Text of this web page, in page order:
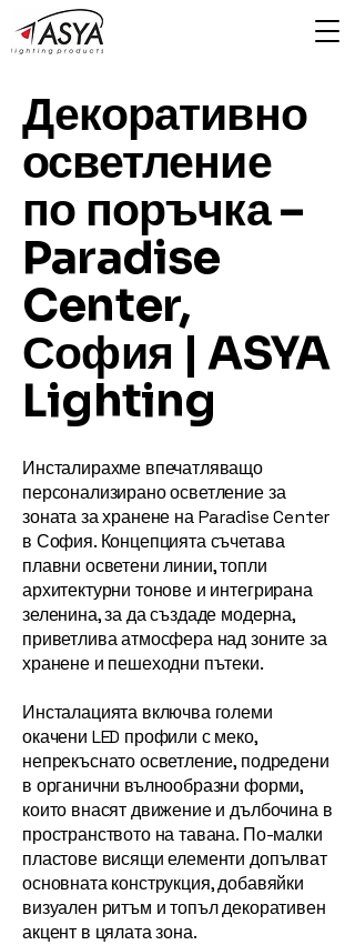
Декоративно
осветление
по поръчка –
Paradise
Center,
София | ASYA
Lighting
Инсталирахме впечатляващо
персонализирано осветление за
зоната за хранене на Paradise Center
в София. Концепцията съчетава
плавни осветени линии, топли
архитектурни тонове и интегрирана
зеленина, за да създаде модерна,
приветлива атмосфера над зоните за
хранене и пешеходни пътеки.
Инсталацията включва големи
окачени LED профили с меко,
непрекъснато осветление, подредени
в органични вълнообразни форми,
които внасят движение и дълбочина в
пространството на тавана. По-малки
пластове висящи елементи допълват
основната конструкция, добавяйки
визуален ритъм и топъл декоративен
акцент в цялата зона.